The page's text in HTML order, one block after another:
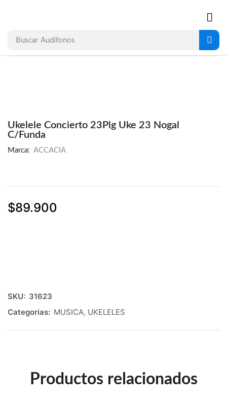
Buscar Audífonos
Ukelele Concierto 23Plg Uke 23 Nogal
C/Funda
Marca: ACCACIA
$89.900
SKU: 31623
Categorias: MUSICA, UKELELES
Productos relacionados